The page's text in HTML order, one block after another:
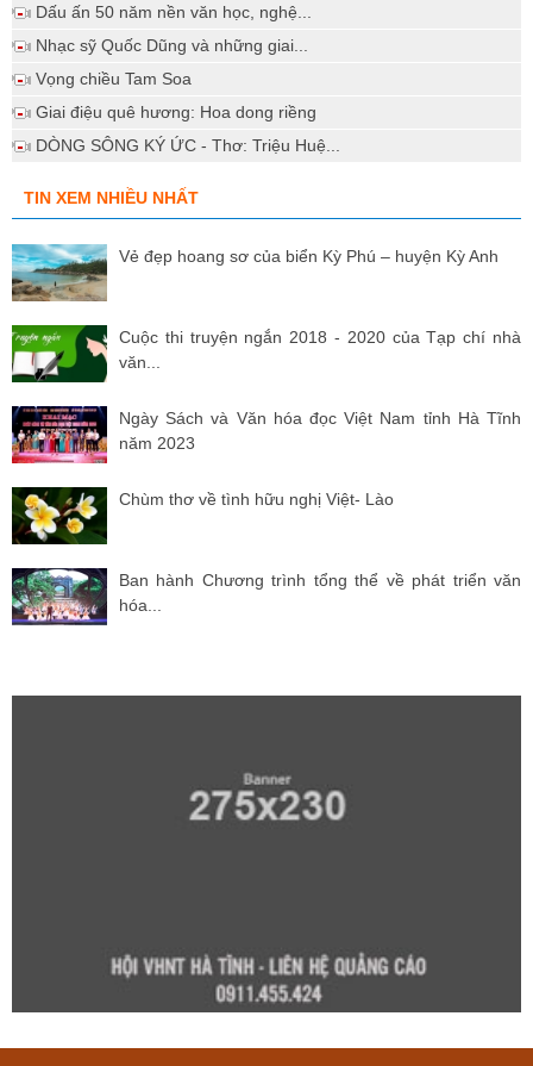
Dấu ấn 50 năm nền văn học, nghệ...
Nhạc sỹ Quốc Dũng và những giai...
Vọng chiều Tam Soa
Giai điệu quê hương: Hoa dong riềng
DÒNG SÔNG KÝ ỨC - Thơ: Triệu Huệ...
TIN XEM NHIỀU NHẤT
Vẻ đẹp hoang sơ của biển Kỳ Phú – huyện Kỳ Anh
Cuộc thi truyện ngắn 2018 - 2020 của Tạp chí nhà
văn...
Ngày Sách và Văn hóa đọc Việt Nam tỉnh Hà Tĩnh
năm 2023
Chùm thơ về tình hữu nghị Việt- Lào
Ban hành Chương trình tổng thể về phát triển văn
hóa...